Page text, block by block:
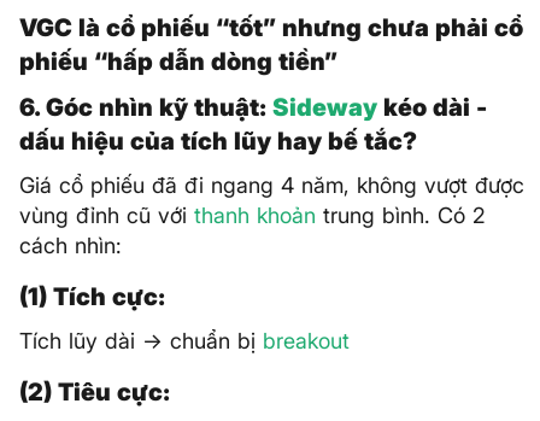
VGC là cổ phiếu “tốt” nhưng chưa phải cổ
phiếu “hấp dẫn dòng tiền”
6. Góc nhìn kỹ thuật: Sideway kéo dài -
dấu hiệu của tích lũy hay bế tắc?
Giá cổ phiếu đã đi ngang 4 năm, không vượt được
vùng đỉnh cũ với thanh khoản trung bình. Có 2
cách nhìn:
(1) Tích cực:
Tích lũy dài → chuẩn bị breakout
(2) Tiêu cực: